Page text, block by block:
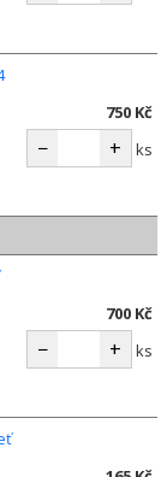
750 Kč
− + ks
700 Kč
− + ks